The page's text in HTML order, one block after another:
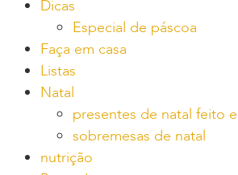
Dicas
Especial de páscoa
Faça em casa
Listas
Natal
presentes de natal feito
sobremesas de natal
nutrição